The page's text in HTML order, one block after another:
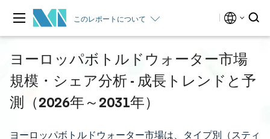
このレポートについて
ヨーロッパボトルドウォーター市場
規模・シェア分析 - 成長トレンドと予
測（2026年～2031年）
ヨーロッパボトルドウォーター市場は、タイプ別（スティ